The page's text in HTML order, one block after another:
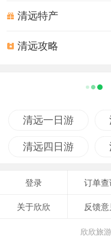
景区，在亚洲地区是继
的景区。
清远特产
清远攻略
清远一日游
清远四日游
登录 订单查
关于欣欣 反馈意
欣欣旅